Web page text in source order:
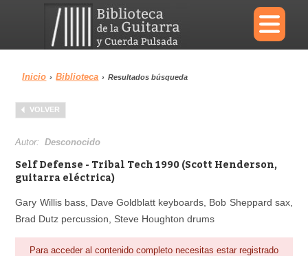
×
Menu
Biblioteca
Área personal Reproductor
Inicio › Biblioteca › Resultados búsqueda
VOLVER
Autor:Desconocido
Self Defense - Tribal Tech 1990 (Scott Henderson,
guitarra eléctrica)
Gary Willis bass, Dave Goldblatt keyboards, Bob Sheppard sax,
Brad Dutz percussion, Steve Houghton drums
Para acceder al contenido completo necesitas estar registrado